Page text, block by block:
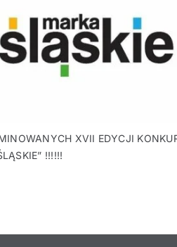
XVII EDYCJI
!!!!!!